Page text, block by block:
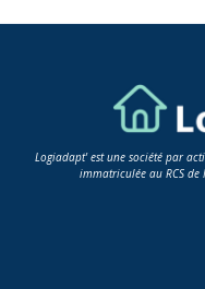
Logiadapt' est une société par
immatriculée au RCS